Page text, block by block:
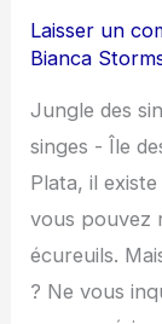
Laisser un
Bianca
Jungle des
singes - Île
Plata, il
vous pouvez
écureuils.
? Ne vous
?
où
aller
à
Puerto
Plata
!